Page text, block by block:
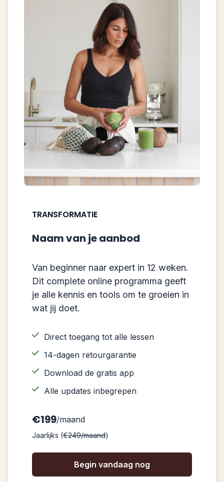
TRANSFORMATIE
Naam van je aanbod
Van beginner naar expert in 12 weken.
Dit complete online programma geeft
je alle kennis en tools om te groeien in
wat jij doet.
Direct toegang tot alle lessen
14-dagen retourgarantie
Download de gratis app
Alle updates inbegrepen
€199/maand
Jaarlijks (€249/maand)
Begin vandaag nog